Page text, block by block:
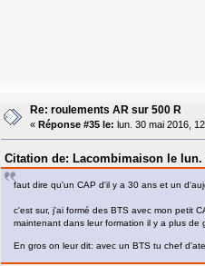
Re: roulements AR sur 500 R
« Réponse #35 le: lun. 30 mai 2016,
Citation de: Lacombimaison le lun.
faut dire qu'un CAP d'il y a 30 ans et un
c'est sur, j'ai formé des BTS avec mon petit
maintenant dans leur formation il y a plus de
En gros on leur dit: avec un BTS tu chef